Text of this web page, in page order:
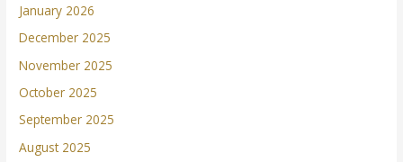
January 2026
December 2025
November 2025
October 2025
September 2025
August 2025